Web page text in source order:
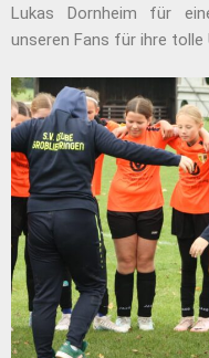
Lukas Dornheim für
unseren Fans für ihre